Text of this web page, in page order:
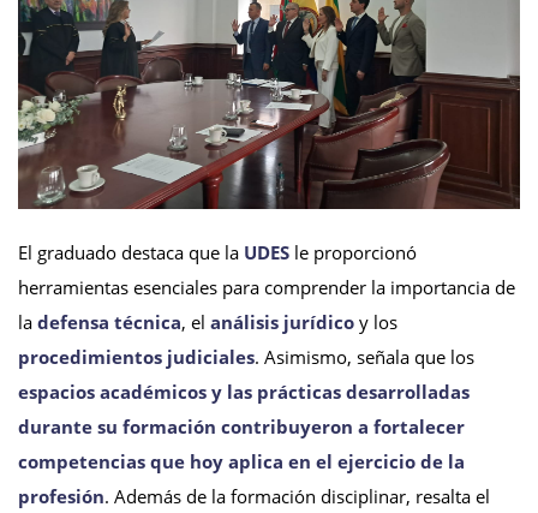
El graduado destaca que la UDES le proporcionó
herramientas esenciales para comprender la importancia de
la defensa técnica, el análisis jurídico y los
procedimientos judiciales. Asimismo, señala que los
espacios académicos y las prácticas desarrolladas
durante su formación contribuyeron a fortalecer
competencias que hoy aplica en el ejercicio de la
profesión. Además de la formación disciplinar, resalta el